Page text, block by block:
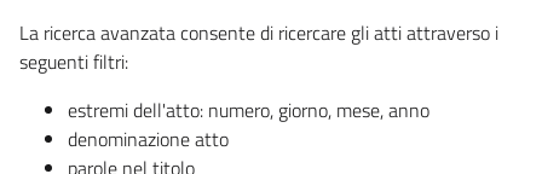
La ricerca avanzata consente di ricercare gli atti attraverso i
seguenti filtri:
estremi dell'atto: numero, giorno, mese, anno
denominazione atto
parole nel titolo